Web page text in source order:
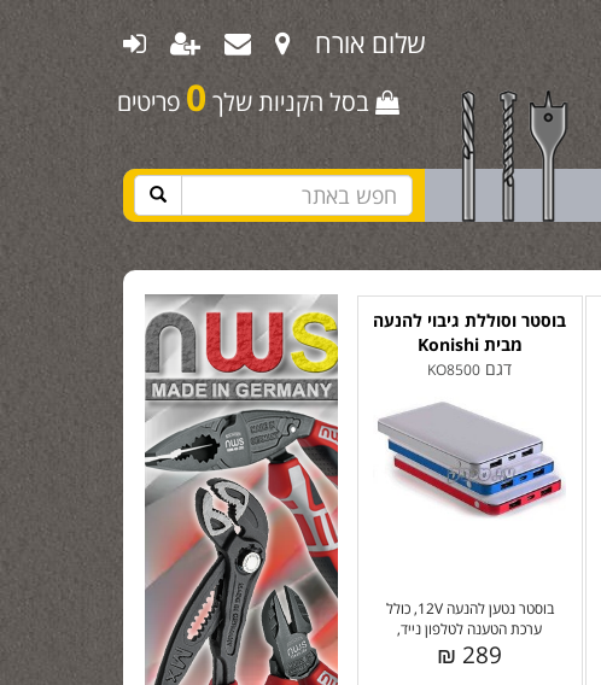
שלום אורח
בסל הקניות שלך 0 פריטים
בוסטר וסוללת גיבוי להנעה
מבית Konishi
דגם KO8500
בוסטר נטען להנעה 12V, כולל
ערכת הטענה לטלפון נייד,
289 ₪